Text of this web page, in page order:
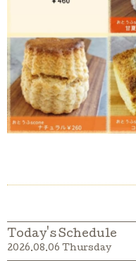
Today's Schedule
2026.08.06 Thursday